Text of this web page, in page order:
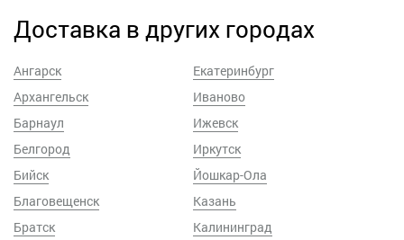
Доставка в других городах
Ангарск
Архангельск
Барнаул
Белгород
Бийск
Благовещенск
Братск
Екатеринбург
Иваново
Ижевск
Иркутск
Йошкар-Ола
Казань
Калининград